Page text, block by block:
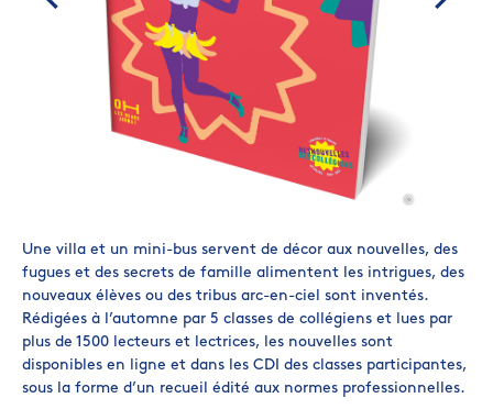
©
©
©
©
©
Une villa et un mini-bus servent de décor aux nouvelles, des
fugues et des secrets de famille alimentent les intrigues, des
nouveaux élèves ou des tribus arc-en-ciel sont inventés.
Rédigées à l’automne par 5 classes de collégiens et lues par
plus de 1500 lecteurs et lectrices, les nouvelles sont
disponibles en ligne et dans les CDI des classes participantes,
sous la forme d’un recueil édité aux normes professionnelles.